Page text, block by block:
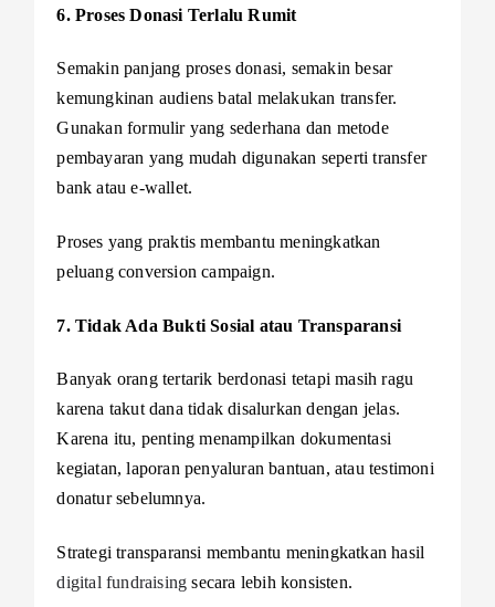
6. Proses Donasi Terlalu Rumit
Semakin panjang proses donasi, semakin besar
kemungkinan audiens batal melakukan transfer.
Gunakan formulir yang sederhana dan metode
pembayaran yang mudah digunakan seperti transfer
bank atau e-wallet.
Proses yang praktis membantu meningkatkan
peluang conversion campaign.
7. Tidak Ada Bukti Sosial atau Transparansi
Banyak orang tertarik berdonasi tetapi masih ragu
karena takut dana tidak disalurkan dengan jelas.
Karena itu, penting menampilkan dokumentasi
kegiatan, laporan penyaluran bantuan, atau testimoni
donatur sebelumnya.
Strategi transparansi membantu meningkatkan hasil
digital fundraising secara lebih konsisten.